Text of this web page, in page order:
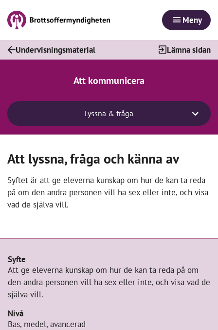
Meny
Undervisningsmaterial Lämna sidan
Att kommunicera
Lyssna & fråga
Att lyssna, fråga och känna av
Syftet är att ge eleverna kunskap om hur de kan ta reda
på om den andra personen vill ha sex eller inte, och visa
vad de själva vill.
Övningsinformation
Syfte
Att ge eleverna kunskap om hur de kan ta reda på om
den andra personen vill ha sex eller inte, och visa vad de
själva vill.
Nivå
Bas, medel, avancerad